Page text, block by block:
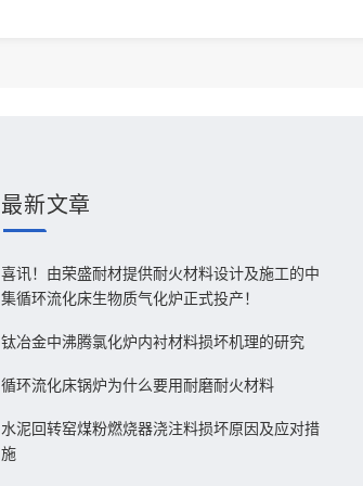
最新文章
喜讯！由荣盛耐材提供耐火材料设计及施工的中
集循环流化床生物质气化炉正式投产！
钛冶金中沸腾氯化炉内衬材料损坏机理的研究
循环流化床锅炉为什么要用耐磨耐火材料
水泥回转窑煤粉燃烧器浇注料损坏原因及应对措
施